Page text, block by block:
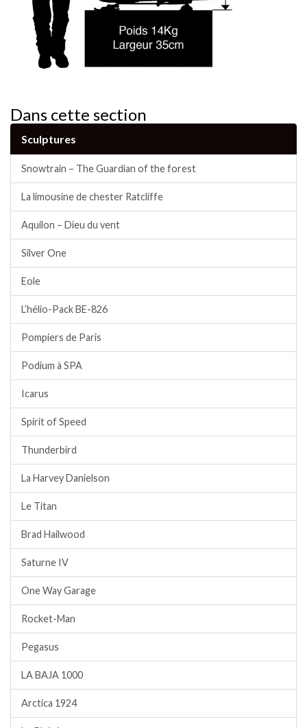
Dans cette section
Sculptures
Snowtrain – The Guardian of the forest
La limousine de chester Ratcliffe
Aquilon – Dieu du vent
Silver One
Eole
L’hélio-Pack BE-826
Pompiers de Paris
Podium à SPA
Icarus
Spirit of Speed
Thunderbird
La Harvey Danielson
Le Titan
Brad Hailwood
Saturne IV
One Way Garage
Rocket-Man
Pegasus
LA BAJA 1000
Arctica 1924